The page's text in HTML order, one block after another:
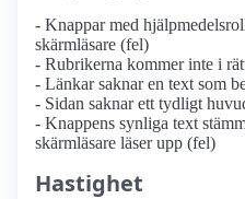
- Knappar med
skärmläsare (fel)
- Rubrikerna kommer inte i
- Länkar saknar en text som
- Sidan saknar ett tydligt
- Knappens synliga text
skärmläsare läser upp (fel)
Hastighet